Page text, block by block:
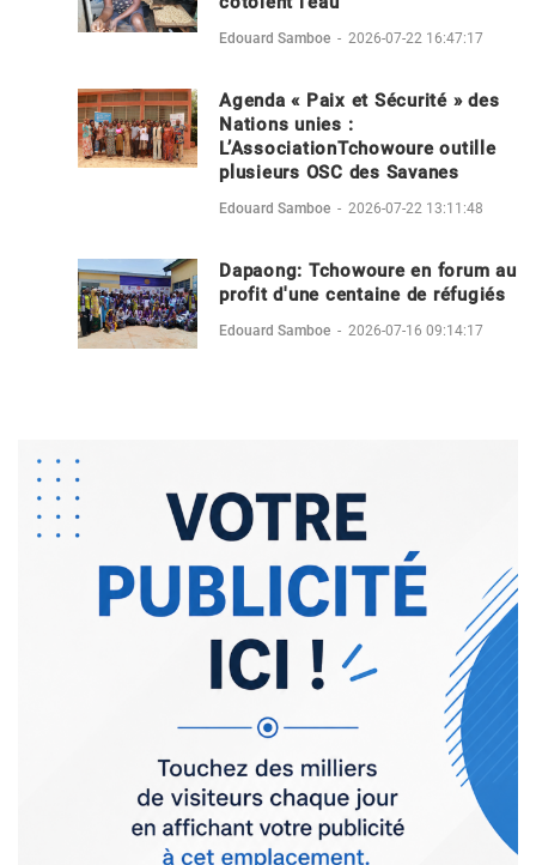
Edouard Samboe - 2026-07-22 16:47:17
Agenda « Paix et Sécurité » des
Nations unies :
L’AssociationTchowoure outille
plusieurs OSC des Savanes
Edouard Samboe - 2026-07-22 13:11:48
Dapaong: Tchowoure en forum au
profit d'une centaine de réfugiés
Edouard Samboe - 2026-07-16 09:14:17